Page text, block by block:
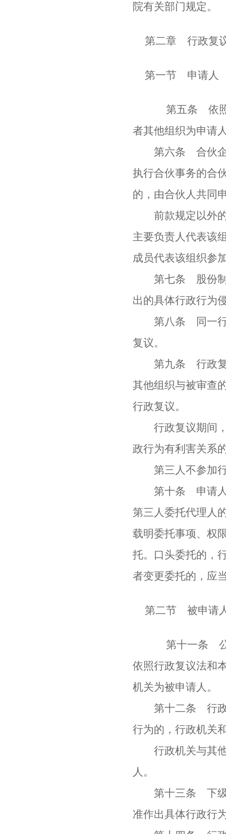
院有关部门规定。
第二章 行政复
第一节 申请人
第五条 依照行
者其他组织为申请
第六条 合伙企业
执行合伙事务的合
的，由合伙人共同
前款规定以外的
主要负责人代表该
成员代表该组织参
第七条 股份制企
出的具体行政行为
第八条 同一行政
复议。
第九条 行政复议
其他组织与被审查
行政复议。
行政复议期间，
政行为有利害关系
第三人不参加行
第十条 申请人、
第三人委托代理人
载明委托事项、权
托。口头委托的，
者变更委托的，应
第二节 被申请
第十一条 公民
依照行政复议法和
机关为被申请人。
第十二条 行政机
行为的，行政机关
行政机关与其他
人。
第十三条 下级行
准作出具体行政行